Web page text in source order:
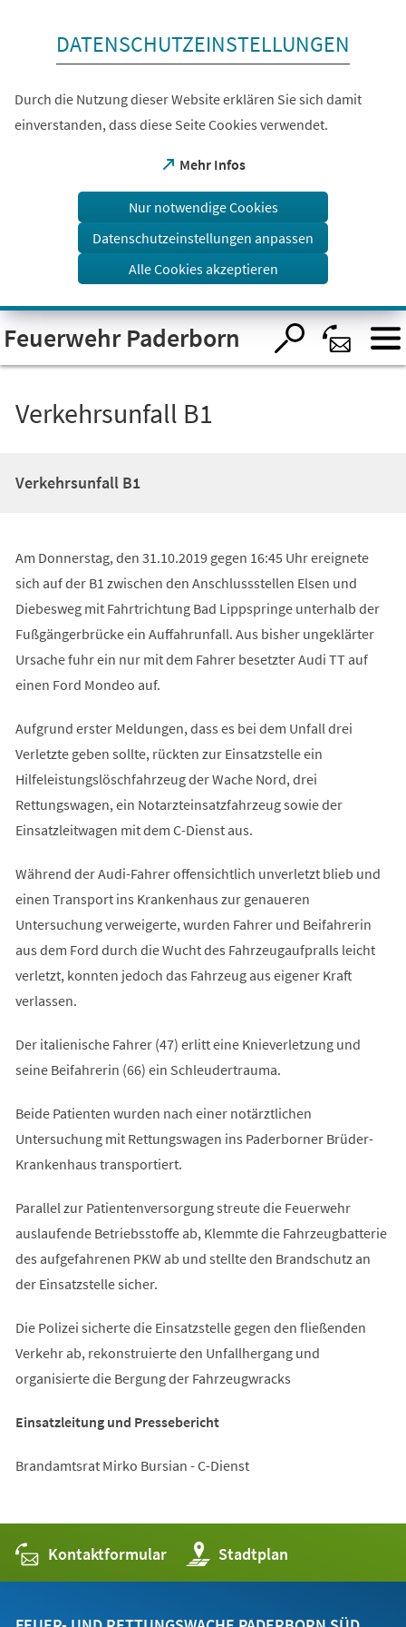
Visuelle
Assistenzsoftware
öffnen.
DATENSCHUTZEINSTELLUNGEN
Durch die Nutzung dieser Website erklären Sie sich damit
einverstanden, dass diese Seite Cookies verwendet.
Mehr Infos
(Öffnet
einem
Tab)
Nur notwendige Cookies
Datenschutzeinstellungen anpassen
Alle Cookies akzeptieren
Feuerwehr Paderborn
Verkehrsunfall B1
Verkehrsunfall B1
Am Donnerstag, den 31.10.2019 gegen 16:45 Uhr ereignete
sich auf der B1 zwischen den Anschlussstellen Elsen und
Diebesweg mit Fahrtrichtung Bad Lippspringe unterhalb der
Fußgängerbrücke ein Auffahrunfall. Aus bisher ungeklärter
Ursache fuhr ein nur mit dem Fahrer besetzter Audi TT auf
einen Ford Mondeo auf.
Aufgrund erster Meldungen, dass es bei dem Unfall drei
Verletzte geben sollte, rückten zur Einsatzstelle ein
Hilfeleistungslöschfahrzeug der Wache Nord, drei
Rettungswagen, ein Notarzteinsatzfahrzeug sowie der
Einsatzleitwagen mit dem C-Dienst aus.
Während der Audi-Fahrer offensichtlich unverletzt blieb und
einen Transport ins Krankenhaus zur genaueren
Untersuchung verweigerte, wurden Fahrer und Beifahrerin
aus dem Ford durch die Wucht des Fahrzeugaufpralls leicht
verletzt, konnten jedoch das Fahrzeug aus eigener Kraft
verlassen.
Der italienische Fahrer (47) erlitt eine Knieverletzung und
seine Beifahrerin (66) ein Schleudertrauma.
Beide Patienten wurden nach einer notärztlichen
Untersuchung mit Rettungswagen ins Paderborner Brüder-
Krankenhaus transportiert.
Parallel zur Patientenversorgung streute die Feuerwehr
auslaufende Betriebsstoffe ab, Klemmte die Fahrzeugbatterie
des aufgefahrenen PKW ab und stellte den Brandschutz an
der Einsatzstelle sicher.
Die Polizei sicherte die Einsatzstelle gegen den fließenden
Verkehr ab, rekonstruierte den Unfallhergang und
organisierte die Bergung der Fahrzeugwracks
Einsatzleitung und Pressebericht
Brandamtsrat Mirko Bursian - C-Dienst
Kontaktformular Stadtplan
(Öffnet
in
einem
Tab)